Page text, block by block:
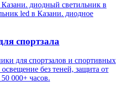
диодный светильник в
led в Казани. диодное
спортзала
для спортзалов и спортивных
без теней, защита от
000+ часов.